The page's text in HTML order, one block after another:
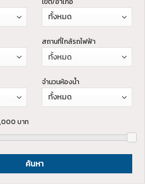
สถานที่ใกล้รถไฟฟ้า
ทั้งหมด
จำนวนห้องน้ำ
บาท
ค้นหา